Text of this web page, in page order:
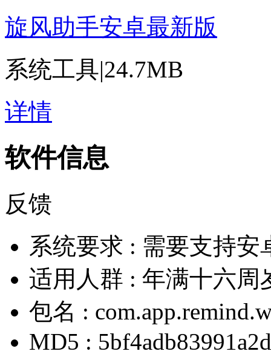
旋风助手安卓最新版
系统工具|24.7MB
详情
软件信息
反馈
系统要求 : 需要支持安
适用人群 : 年满十六周
包名 :
MD5 :